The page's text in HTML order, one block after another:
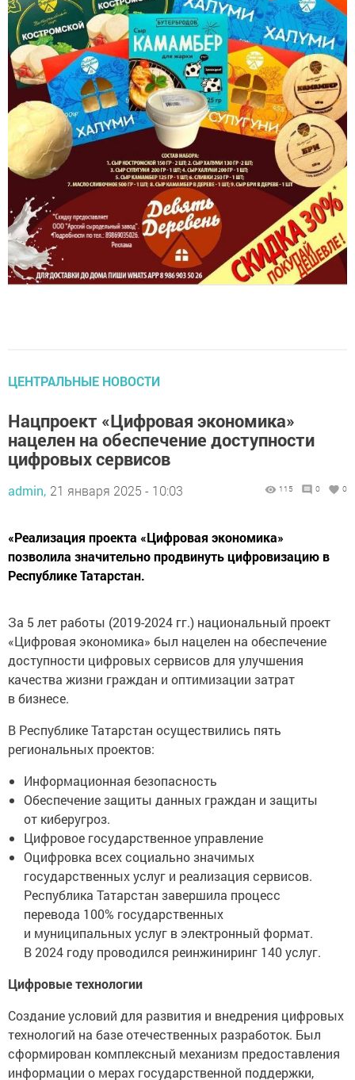
ЦЕНТРАЛЬНЫЕ НОВОСТИ
Нацпроект «Цифровая экономика»
нацелен на обеспечение доступности
цифровых сервисов
admin, 21 января 2025 - 10:03 115 0 0
«Реализация проекта «Цифровая экономика»
позволила значительно продвинуть цифровизацию в
Республике Татарстан.
За 5 лет работы (2019-2024 гг.) национальный проект
«Цифровая экономика» был нацелен на обеспечение
доступности цифровых сервисов для улучшения
качества жизни граждан и оптимизации затрат
в бизнесе.
В Республике Татарстан осуществились пять
региональных проектов:
Информационная безопасность
Обеспечение защиты данных граждан и защиты
от киберугроз.
Цифровое государственное управление
Оцифровка всех социально значимых
государственных услуг и реализация сервисов.
Республика Татарстан завершила процесс
перевода 100% государственных
и муниципальных услуг в электронный формат.
В 2024 году проводился реинжиниринг 140 услуг.
Цифровые технологии
Создание условий для развития и внедрения цифровых
технологий на базе отечественных разработок. Был
сформирован комплексный механизм предоставления
информации о мерах государственной поддержки,